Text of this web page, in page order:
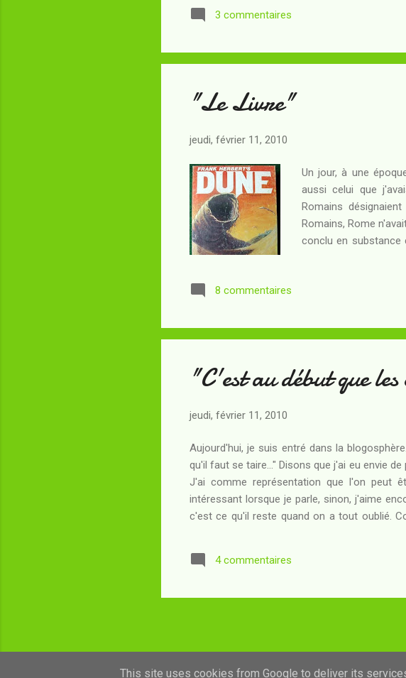
je dis gigantesque,
littérature mondiale,
3 commentaires
"Le Livre"
jeudi, février 11, 2010
Un jour, à une
aussi celui que
Romains
Romains, Rome
conclu en substance
pas encore entendu
Néanmoins, il est un
8 commentaires
"C'est au début que
jeudi, février 11, 2010
Aujourd'hui, je suis entré dans la
qu'il faut se taire..." Disons que j'ai eu envie
J'ai comme représentation que l'on peut
intéressant lorsque je parle, sinon, j'aime
c'est ce qu'il reste quand on a tout oublié.
"boîte à livres". Je parlerai donc surtout ici
je viens de l...
4 commentaires
This site uses cookies from Google to deliver its